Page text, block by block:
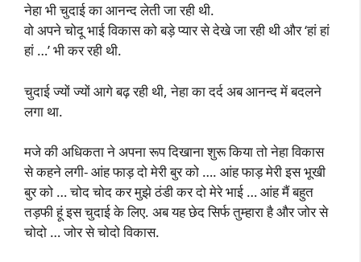
नेहा भी चुदाई का आनन्द लेती जा रही थी.
वो अपने चोदू भाई विकास को बड़े प्यार से देखे जा रही थी और ‘हां हां
हां …’ भी कर रही थी.
चुदाई ज्यों ज्यों आगे बढ़ रही थी, नेहा का दर्द अब आनन्द में बदलने
लगा था.
मजे की अधिकता ने अपना रूप दिखाना शुरू किया तो नेहा विकास
से कहने लगी- आंह फाड़ दो मेरी बुर को …. आंह फाड़ मेरी इस भूखी
बुर को … चोद चोद कर मुझे ठंडी कर दो मेरे भाई … आंह मैं बहुत
तड़फी हूं इस चुदाई के लिए. अब यह छेद सिर्फ तुम्हारा है और जोर से
चोदो … जोर से चोदो विकास.